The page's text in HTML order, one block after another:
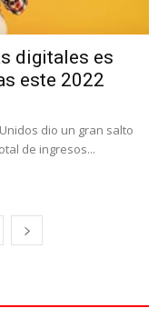
digitales es
este 2022
dio un gran salto
de ingresos...